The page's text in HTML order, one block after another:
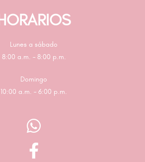
Lunes a sábado
8:00 a.m. – 8:00 p.m.
Domingo
10:00 a.m. – 6:00 p.m.